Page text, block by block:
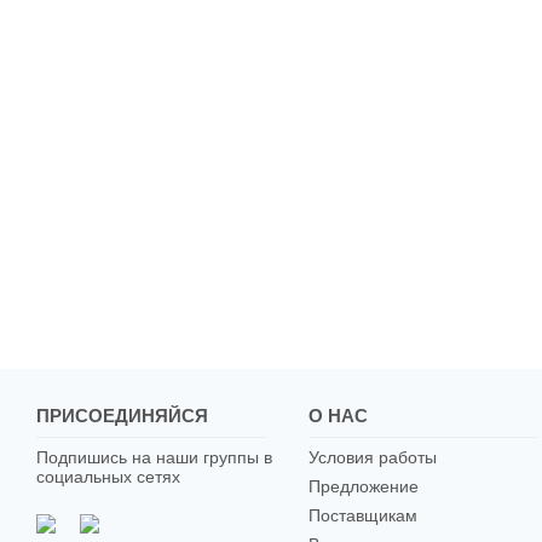
ПРИСОЕДИНЯЙСЯ
Подпишись на наши группы в
социальных сетях
О НАС
Условия работы
Предложение
Поставщикам